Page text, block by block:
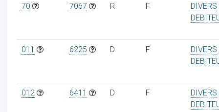
70 7067 R F
DIVERS
011 6225 D F
DIVERS
012 6411 D F
DIVERS